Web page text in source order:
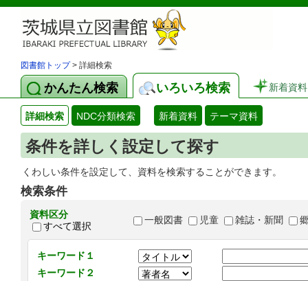
図書館トップ> 詳細検索
かんたん検索 いろいろ検索 新着資料
詳細検索 NDC分類検索 新着資料 テーマ資料
条件を詳しく設定して探す
くわしい条件を設定して、資料を検索することができます。
検索条件
資料区分
すべて選択
一般図書 児童 雑誌・新聞
キーワード１
キーワード２